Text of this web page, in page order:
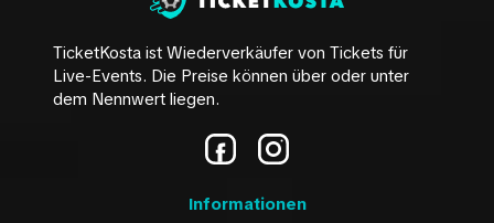
TicketKosta ist Wiederverkäufer von Tickets für
Live-Events. Die Preise können über oder unter
dem Nennwert liegen.
Informationen